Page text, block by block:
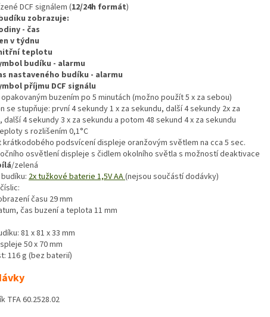
DCF signálem (12/24h formát)
zobrazuje:
- čas
v týdnu
teplotu
budíku - alarmu
nastaveného budíku - alarmu
příjmu DCF signálu
opakovaným buzením po 5 minutách (možno použít 5 x za sebou)
se stupňuje: první 4 sekundy 1 x za sekundu, další 4 sekundy 2x za
další 4 sekundy 3 x za sekundu a potom 48 sekund 4 x za sekundu
s rozlišením 0,1°C
podsvícení displeje oranžovým světlem na cca 5 sec.
osvětlení displeje s čidlem okolního světla s možností deaktivace
/zelená
2x tužkové baterie 1,5V AA(nejsou součástí dodávky)
času 29 mm
čas buzení a teplota 11 mm
81 x 81 x 33 mm
50 x 70 mm
116 g (bez baterií)
TFA 60.2528.02